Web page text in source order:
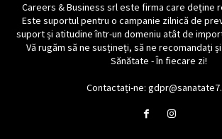
Careers & Business srl este firma care deține
Este suportul pentru o campanie zilnică de
suport și atitudine într-un domeniu atât de
Vă rugăm să ne susțineți, să ne recomandați
Sănătate - În fiecare zi!
Contactați-ne: